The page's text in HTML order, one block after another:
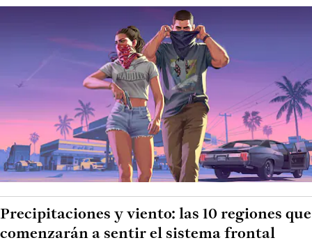
Precipitaciones y viento: las 10 regiones que
comenzarán a sentir el sistema frontal